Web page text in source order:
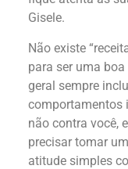
Gisele.
Não existe
para ser uma
geral sempre
comportamentos
não contra você,
precisar tomar
atitude simples